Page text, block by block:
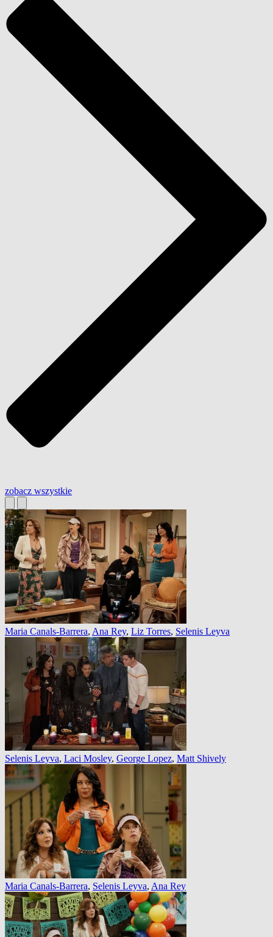
zobacz wszystkie
Maria Canals-Barrera, Ana Rey, Liz Torres, Selenis Leyva
Selenis Leyva, Laci Mosley, George Lopez, Matt Shively
Maria Canals-Barrera, Selenis Leyva, Ana Rey